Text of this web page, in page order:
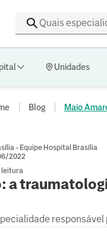
Unidades
Blog Maio
- Equipe Hospital Brasília
2022
leitura
a